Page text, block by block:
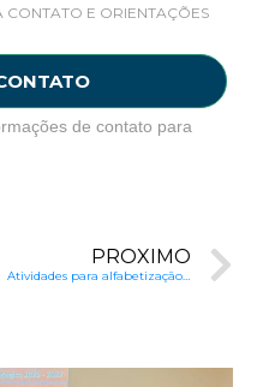
CONTATO E ORIENTAÇÕES
de contato para
PRÓXIMO